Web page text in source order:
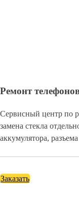
Ремонт
Сервисный центр по
замена стекла
аккумулятора,
Заказать